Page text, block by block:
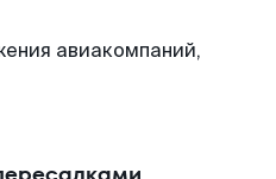
авиакомпаний,